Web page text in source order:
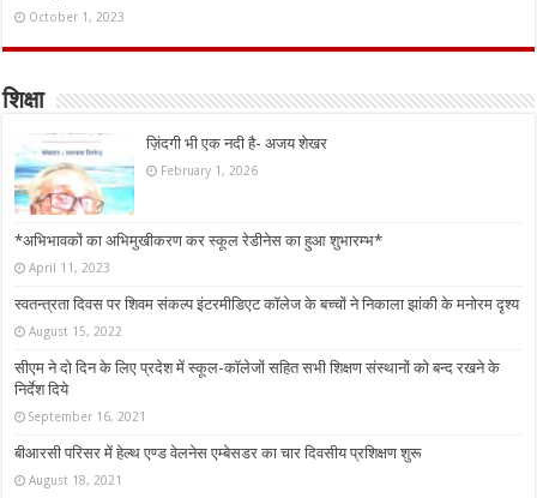
October 1, 2023
शिक्षा
ज़िंदगी भी एक नदी है- अजय शेखर
February 1, 2026
*अभिभावकों का अभिमुखीकरण कर स्कूल रेडीनेस का हुआ शुभारम्भ*
April 11, 2023
स्वतन्त्रता दिवस पर शिवम संकल्प इंटरमीडिएट कॉलेज के बच्चों ने निकाला झांकी के मनोरम दृश्य
August 15, 2022
सीएम ने दो दिन के लिए प्रदेश में स्कूल-कॉलेजों सहित सभी शिक्षण संस्थानों को बन्द रखने के
निर्देश दिये
September 16, 2021
बीआरसी परिसर में हेल्थ एण्ड वेलनेस एम्बेसडर का चार दिवसीय प्रशिक्षण शुरू
August 18, 2021